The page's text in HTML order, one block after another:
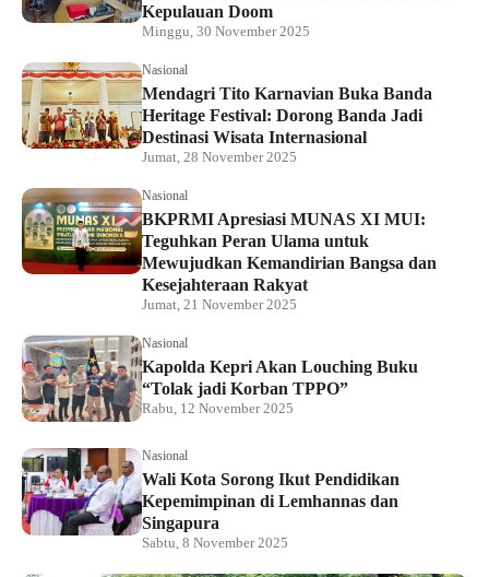
Kepulauan Doom
Minggu, 30 November 2025
Nasional
Mendagri Tito Karnavian Buka Banda
Heritage Festival: Dorong Banda Jadi
Destinasi Wisata Internasional
Jumat, 28 November 2025
Nasional
BKPRMI Apresiasi MUNAS XI MUI:
Teguhkan Peran Ulama untuk
Mewujudkan Kemandirian Bangsa dan
Kesejahteraan Rakyat
Jumat, 21 November 2025
Nasional
Kapolda Kepri Akan Louching Buku
“Tolak jadi Korban TPPO”
Rabu, 12 November 2025
Nasional
Wali Kota Sorong Ikut Pendidikan
Kepemimpinan di Lemhannas dan
Singapura
Sabtu, 8 November 2025